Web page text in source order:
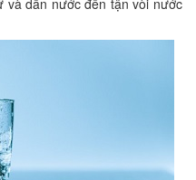
và dẫn nước đến tận vòi nước